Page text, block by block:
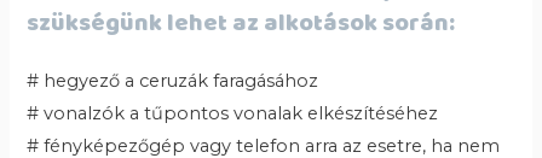
szükségünk lehet az alkotások során:
# hegyező a ceruzák faragásához
# vonalzók a tűpontos vonalak elkészítéséhez
# fényképezőgép vagy telefon arra az esetre, ha nem